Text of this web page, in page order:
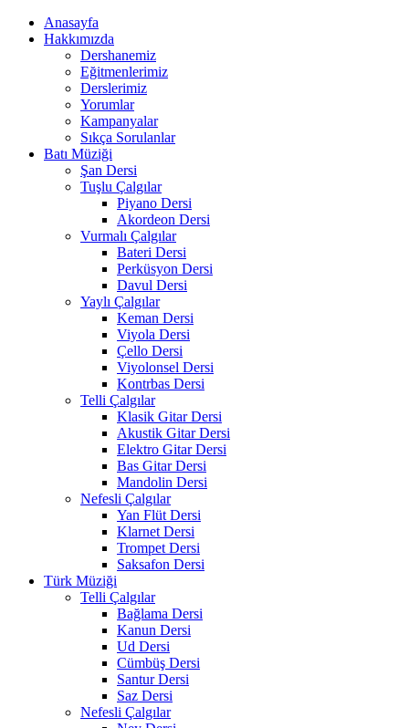
Anasayfa
Hakkımızda
Dershanemiz
Eğitmenlerimiz
Derslerimiz
Yorumlar
Kampanyalar
Sıkça Sorulanlar
Batı Müziği
Şan Dersi
Tuşlu Çalgılar
Piyano Dersi
Akordeon Dersi
Vurmalı Çalgılar
Bateri Dersi
Perküsyon Dersi
Davul Dersi
Yaylı Çalgılar
Keman Dersi
Viyola Dersi
Çello Dersi
Viyolonsel Dersi
Kontrbas Dersi
Telli Çalgılar
Klasik Gitar Dersi
Akustik Gitar Dersi
Elektro Gitar Dersi
Bas Gitar Dersi
Mandolin Dersi
Nefesli Çalgılar
Yan Flüt Dersi
Klarnet Dersi
Trompet Dersi
Saksafon Dersi
Türk Müziği
Telli Çalgılar
Bağlama Dersi
Kanun Dersi
Ud Dersi
Cümbüş Dersi
Santur Dersi
Saz Dersi
Nefesli Çalgılar